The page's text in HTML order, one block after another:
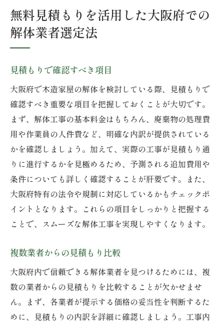
無料見積もりを活用した大阪府での
解体業者選定法
見積もりで確認すべき項目
大阪府で木造家屋の解体を検討している際、見積もりで
確認すべき重要な項目を把握しておくことが大切です。
まず、解体工事の基本料金はもちろん、廃棄物の処理費
用や作業員の人件費など、明確な内訳が提供されている
かを確認しましょう。加えて、実際の工事が見積もり通
りに進行するかを見極めるため、予測される追加費用や
条件についても詳しく確認することが肝要です。また、
大阪府特有の法令や規制に対応しているかもチェックポ
イントとなります。これらの項目をしっかりと把握する
ことで、スムーズな解体工事を実現しやすくなります。
複数業者からの見積もり比較
大阪府内で信頼できる解体業者を見つけるためには、複
数の業者からの見積もりを比較することが欠かせませ
ん。まず、各業者が提示する価格の妥当性を判断するた
めに、見積もりの内訳を詳細に確認しましょう。工事内